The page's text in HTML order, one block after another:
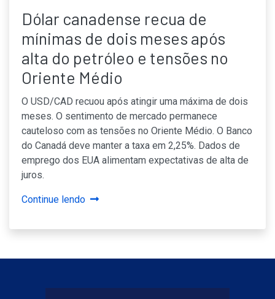
Dólar canadense recua de
mínimas de dois meses após
alta do petróleo e tensões no
Oriente Médio
O USD/CAD recuou após atingir uma máxima de dois
meses. O sentimento de mercado permanece
cauteloso com as tensões no Oriente Médio. O Banco
do Canadá deve manter a taxa em 2,25%. Dados de
emprego dos EUA alimentam expectativas de alta de
juros.
Continue lendo